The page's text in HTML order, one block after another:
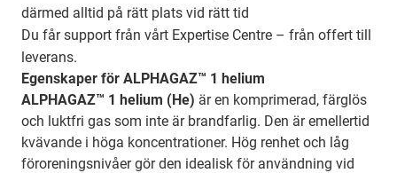
därmed alltid på rätt plats vid rätt tid
Du får support från vårt Expertise Centre – från offert till
leverans.
Egenskaper för ALPHAGAZ™ 1 helium
ALPHAGAZ™ 1 helium (He) är en komprimerad, färglös
och luktfri gas som inte är brandfarlig. Den är emellertid
kvävande i höga koncentrationer. Hög renhet och låg
föroreningsnivåer gör den idealisk för användning vid